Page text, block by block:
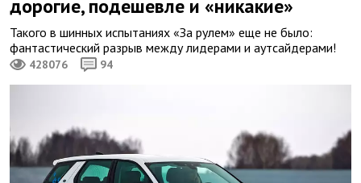
дорогие, подешевле и «никакие»
Такого в шинных испытаниях «За рулем» еще не было:
фантастический разрыв между лидерами и аутсайдерами!
428076 94